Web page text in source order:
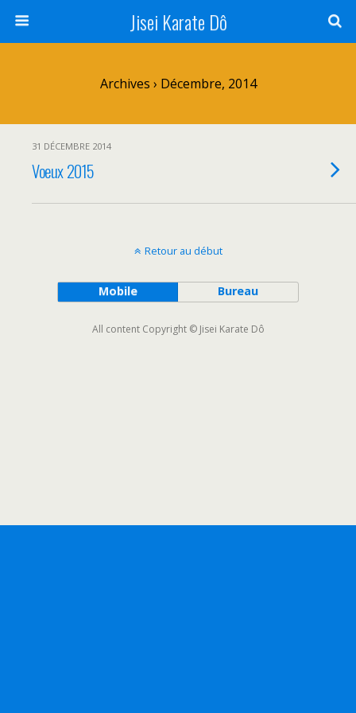
Jisei Karate Dô
Archives › Décembre, 2014
31 DÉCEMBRE 2014
Voeux 2015
Retour au début
Mobile Bureau
All content Copyright © Jisei Karate Dô